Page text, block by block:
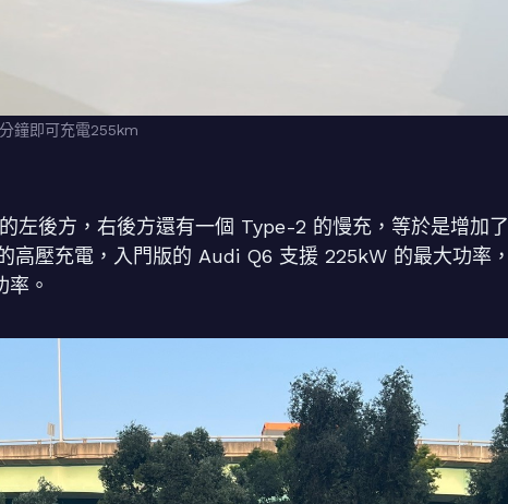
鐘即可充電255km
左後方，右後方還有一個 Type-2 的慢充，等於是增加了
高壓充電，入門版的 Audi Q6 支援 225kW 的最大功率，
。